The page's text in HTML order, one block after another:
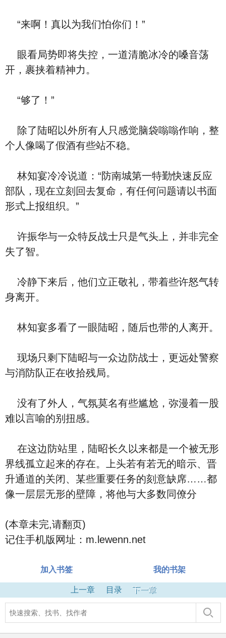
“来啊！真以为我们怕你们！”
眼看局势即将失控，一道清脆冰冷的嗓音荡
开，裹挟着精神力。
“够了！”
除了陆昭以外所有人只感觉脑袋嗡嗡作响，整
个人像喝了假酒有些站不稳。
林知宴冷冷说道：“防南城第一特勤快速反应
部队，现在立刻回去复命，有任何问题请以书面
形式上报组织。”
许振华与一众特反战士只是气头上，并非完全
失了智。
冷静下来后，他们立正敬礼，带着些许怒气转
身离开。
林知宴多看了一眼陆昭，随后也带的人离开。
现场只剩下陆昭与一众边防战士，更远处警察
与消防队正在收拾残局。
没有了外人，气氛莫名有些尴尬，弥漫着一股
难以言喻的别扭感。
在这边防站里，陆昭长久以来都是一个被无形
界线孤立起来的存在。上头若有若无的暗示、晋
升通道的关闭、某些重要任务的刻意缺席……都
像一层层无形的壁障，将他与大多数同僚分
(本章未完,请翻页)
记住手机版网址：m.lewenn.net
加入书签 我的书架
上一章 目录 下一章